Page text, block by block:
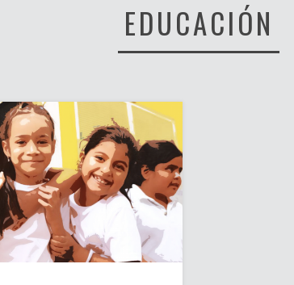
EDUCACIÓN